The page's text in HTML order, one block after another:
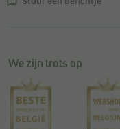
We zijn trots op